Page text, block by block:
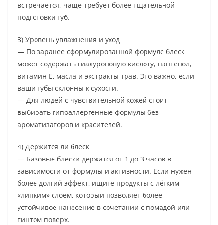
встречается, чаще требует более тщательной
подготовки губ.
3) Уровень увлажнения и уход
— По заранее сформулированной формуле блеск
может содержать гиалуроновую кислоту, пантенол,
витамин Е, масла и экстракты трав. Это важно, если
ваши губы склонны к сухости.
— Для людей с чувствительной кожей стоит
выбирать гипоаллергенные формулы без
ароматизаторов и красителей.
4) Держится ли блеск
— Базовые блески держатся от 1 до 3 часов в
зависимости от формулы и активности. Если нужен
более долгий эффект, ищите продукты с лёгким
«липким» слоем, который позволяет более
устойчивое нанесение в сочетании с помадой или
тинтом поверх.